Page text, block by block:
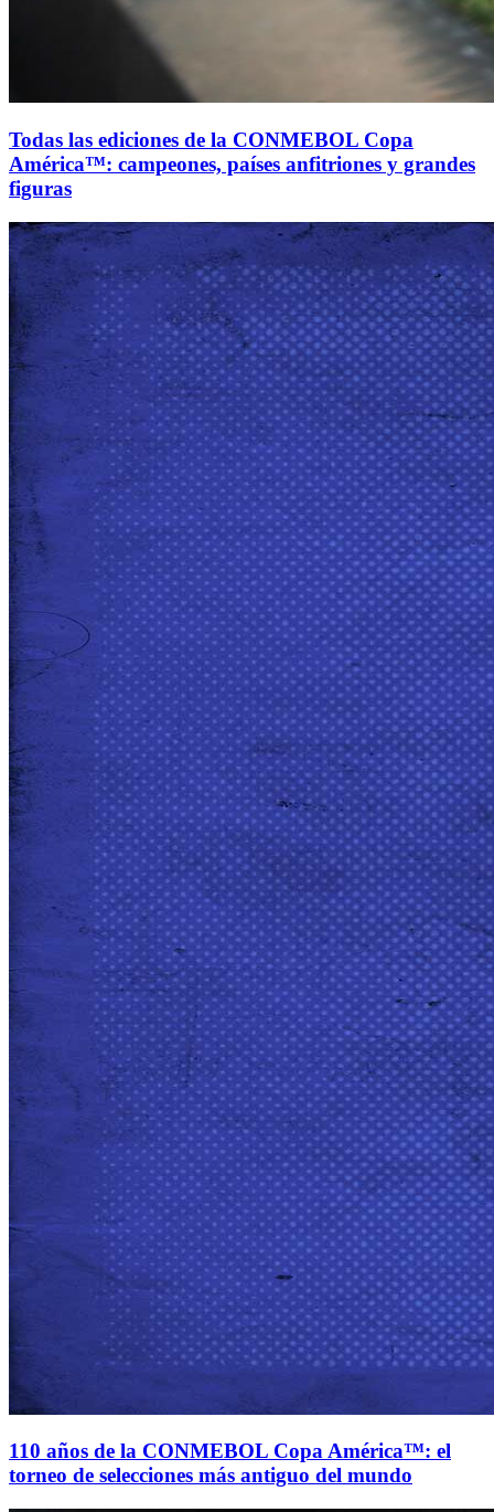
Todas las ediciones de la CONMEBOL Copa
América™: campeones, países anfitriones y grandes
figuras
110 años de la CONMEBOL Copa América™: el
torneo de selecciones más antiguo del mundo